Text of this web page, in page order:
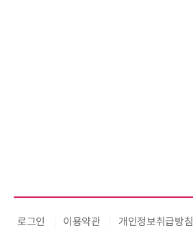
로그인 이용약관 개인정보취급방침